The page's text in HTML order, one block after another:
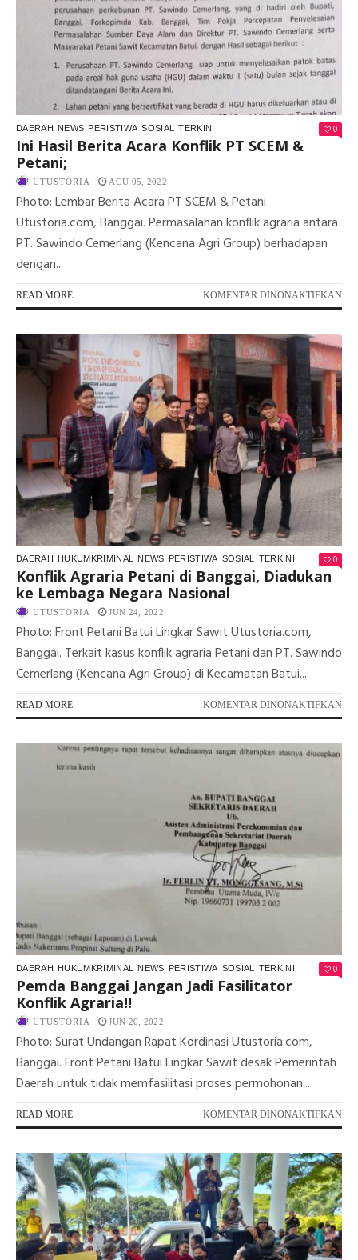
DAERAH NEWS PERISTIWA SOSIAL TERKINI 0
Ini Hasil Berita Acara Konflik PT SCEM &
Petani;
UTUSTORIA AGU 05, 2022
Photo: Lembar Berita Acara PT SCEM & Petani
Utustoria.com, Banggai. Permasalahan konflik agraria antara
PT. Sawindo Cemerlang (Kencana Agri Group) berhadapan
dengan...
READ MORE KOMENTAR DINONAKTIFKAN
INI
&
DAERAH HUKUMKRIMINAL NEWS PERISTIWA SOSIAL TERKINI 0
Konflik Agraria Petani di Banggai, Diadukan
ke Lembaga Negara Nasional
UTUSTORIA JUN 24, 2022
Photo: Front Petani Batui Lingkar Sawit Utustoria.com,
Banggai. Terkait kasus konflik agraria Petani dan PT. Sawindo
Cemerlang (Kencana Agri Group) di Kecamatan Batui...
READ MORE KOMENTAR DINONAKTIFKAN
DAERAH HUKUMKRIMINAL NEWS PERISTIWA SOSIAL TERKINI 0
Pemda Banggai Jangan Jadi Fasilitator
Konflik Agraria!!
UTUSTORIA JUN 20, 2022
Photo: Surat Undangan Rapat Kordinasi Utustoria.com,
Banggai. Front Petani Batui Lingkar Sawit desak Pemerintah
Daerah untuk tidak memfasilitasi proses permohonan...
READ MORE KOMENTAR DINONAKTIFKAN